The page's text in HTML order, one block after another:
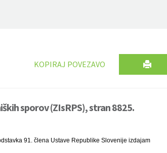
KOPIRAJ POVEZAVO
sporov (ZIsRPS), stran 8825.
91. člena Ustave Republike Slovenije izdajam